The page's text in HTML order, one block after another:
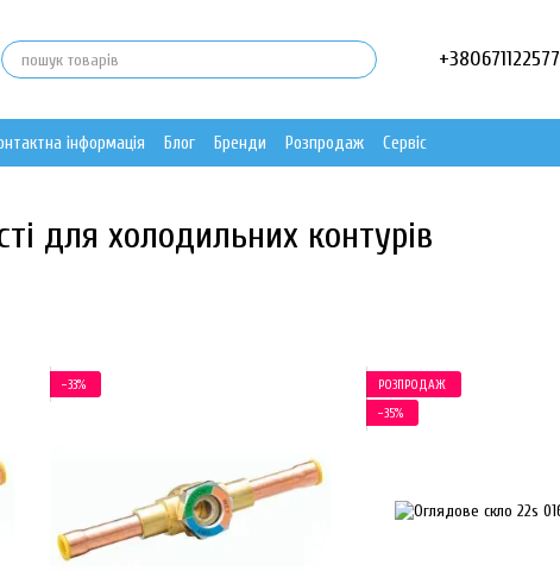
+380671122577
інформація Блог Бренди Розпродаж Сервіс
для холодильних контурів
−33%
РОЗПРОДАЖ
−35%